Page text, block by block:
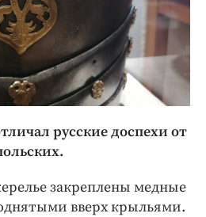
русские доспехи от
закреплены медные
вверх крыльями.